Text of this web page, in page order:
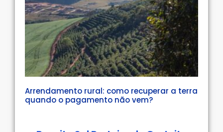
Arrendamento rural: como recuperar a terra
quando o pagamento não vem?